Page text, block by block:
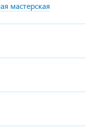
мастерская